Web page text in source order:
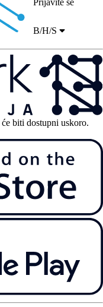
Prijavite se
B/H/S
biti dostupni uskoro.